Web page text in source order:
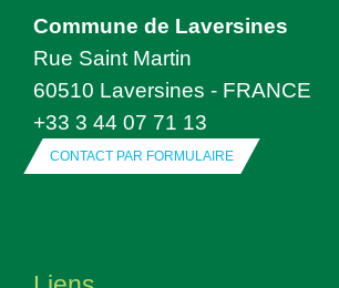
Commune de Laversines
Rue Saint Martin
60510 Laversines - FRANCE
+33 3 44 07 71 13
CONTACT PAR FORMULAIRE